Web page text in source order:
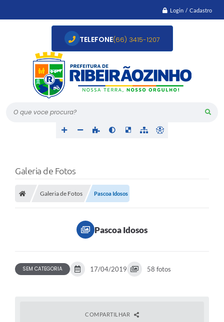
Login / Cadastro
O que voce procura?
TELEFONE(66) 3415-1207
Galeria de Fotos
Galeria de Fotos Pascoa Idosos
Pascoa Idosos
SEM CATEGORIA 17/04/2019 58 fotos
COMPARTILHAR